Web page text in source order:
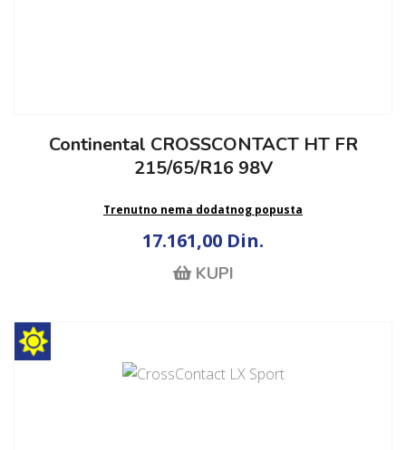
Continental CROSSCONTACT HT FR
215/65/R16 98V
Trenutno nema dodatnog popusta
17.161,00 Din.
KUPI